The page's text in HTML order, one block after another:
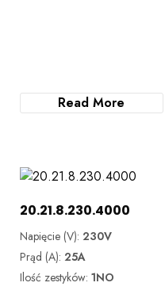
Read More
20.21.8.230.4000
Napięcie (V): 230V
Prąd (A): 25A
Ilość zestyków: 1NO